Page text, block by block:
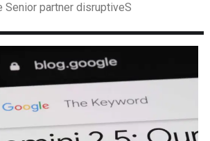
Senior partner disruptiveS